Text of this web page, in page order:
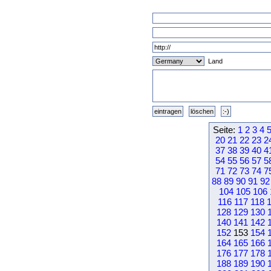
Land
Seite: 1 2 3 4 5
20 21 22 23
37 38 39 40
54 55 56 57
71 72 73 74
88 89 90 91 92
104 105 106
116 117 118
128 129 130
140 141 142
152 153 154
164 165 166
176 177 178
188 189 190